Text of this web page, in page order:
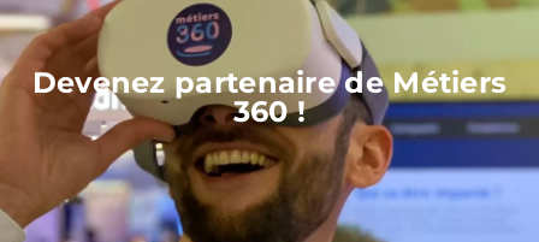
Devenez partenaire de Métiers
360 !